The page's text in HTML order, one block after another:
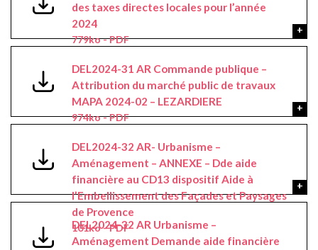
des taxes directes locales pour l’année
2024
779ko - PDF
DEL2024-31 AR Commande publique –
Attribution du marché public de travaux
MAPA 2024-02 – LEZARDIERE
974ko - PDF
DEL2024-32 AR- Urbanisme –
Aménagement – ANNEXE – Dde aide
financière au CD13 dispositif Aide à
l’Embellissement des Façades et Paysages
de Provence
101ko - PDF
DEL2024-32 AR Urbanisme –
Aménagement Demande aide financière